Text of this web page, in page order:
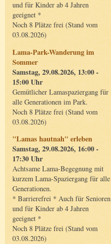
und für Kinder ab 4 Jahren
geeignet *
Noch 8 Plätze frei (Stand vom
03.08.2026)
Lama-Park-Wanderung im
Sommer
Samstag, 29.08.2026, 13:00 -
15:00 Uhr
Gemütlicher Lamaspaziergang für
alle Generationen im Park.
Noch 8 Plätze frei (Stand vom
03.08.2026)
"Lamas hautnah" erleben
Samstag, 29.08.2026, 16:00 -
17:30 Uhr
Achtsame Lama-Begegnung mit
kurzem Lama-Spaziergang für alle
Generationen.
* Barrierefrei * Auch für Senioren
und für Kinder ab 4 Jahren
geeignet *
Noch 8 Plätze frei (Stand vom
03.08.2026)